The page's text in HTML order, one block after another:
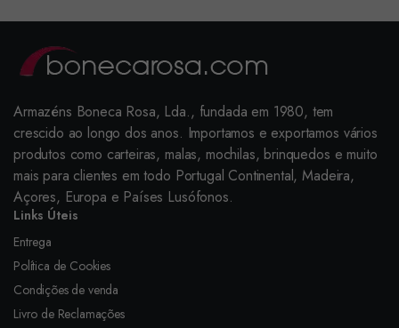
Armazéns Boneca Rosa, Lda., fundada em 1980, tem
crescido ao longo dos anos. Importamos e exportamos vários
produtos como carteiras, malas, mochilas, brinquedos e muito
mais para clientes em todo Portugal Continental, Madeira,
Açores, Europa e Países Lusófonos.
Links Úteis
Entrega
Política de Cookies
Condições de venda
Livro de Reclamações